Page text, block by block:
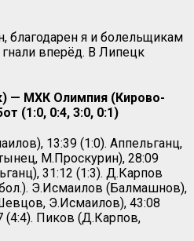
благодарен я и болельщикам
вперёд. В Липецк
— МХК Олимпия (Кирово-
(1:0, 0:4, 3:0, 0:1)
13:39 (1:0). Аппельганц,
М.Проскурин), 28:09
31:12 (1:3). Д.Карпов
Э.Исмаилов (Балмашнов),
Э.Исмаилов), 43:08
(4:4). Пиков (Д.Карпов,